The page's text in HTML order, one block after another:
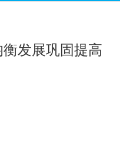
发展巩固提高